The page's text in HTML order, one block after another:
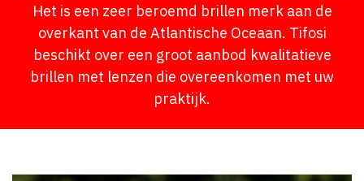
Het is een zeer beroemd brillen merk aan de
overkant van de Atlantische Oceaan. Tifosi
beschikt over een groot aanbod kwalitatieve
brillen met lenzen die overeenkomen met uw
praktijk.